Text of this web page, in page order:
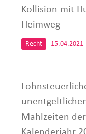
Kollision mit
Heimweg
Recht 15.04.2021
Mahlzeiten